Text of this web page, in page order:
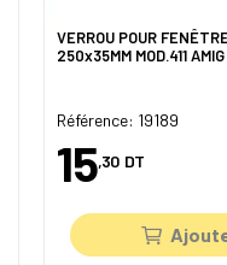
VERROU POUR
250x35MM MOD.411 AMIG
Référence: 19189
15,30 DT